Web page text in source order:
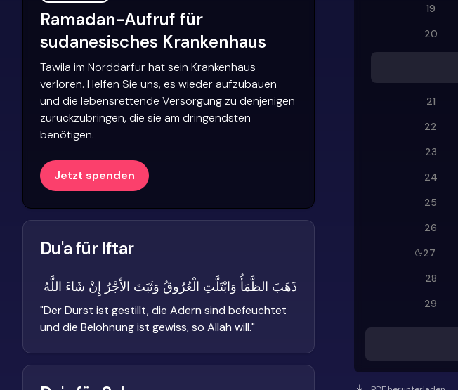
19
20
21
22
23
24
25
26
27
28
29
Ramadan-Aufruf für
sudanesisches Krankenhaus
Tawila im Norddarfur hat sein Krankenhaus
verloren. Helfen Sie uns, es wieder aufzubauen
und die lebensrettende Versorgung zu denjenigen
zurückzubringen, die sie am dringendsten
benötigen.
Jetzt spenden
Du'a für Iftar
ذَهَبَ الظَّمَأُ وَابْتَلَّتِ الْعُرُوقُ وَثَبَتَ الأَجْرُ إِنْ شَاءَ اللَّهُ
"Der Durst ist gestillt, die Adern sind befeuchtet
und die Belohnung ist gewiss, so Allah will."